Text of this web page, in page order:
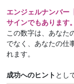
エンジェルナンバー
サインでもあります。
この数字は、あなた
でなく、あなたの仕
れます。
成功へのヒント とし